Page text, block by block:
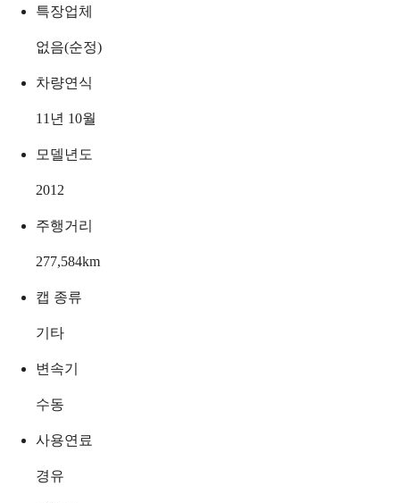
특장업체
없음(순정)
차량연식
11년 10월
모델년도
2012
주행거리
277,584km
캡 종류
기타
변속기
수동
사용연료
경유